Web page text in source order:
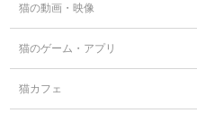
猫の動画・映像
猫のゲーム・アプリ
猫カフェ